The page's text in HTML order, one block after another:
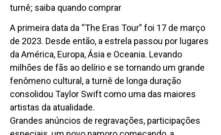
turnê; saiba quando comprar
A primeira data da “The Eras Tour” foi 17 de março
de 2023. Desde então, a estrela passou por lugares
da América, Europa, Ásia e Oceania. Levando
milhões de fãs ao delírio e se tornando um grande
fenômeno cultural, a turnê de longa duração
consolidou Taylor Swift como uma das maiores
artistas da atualidade.
Grandes anúncios de regravações, participações